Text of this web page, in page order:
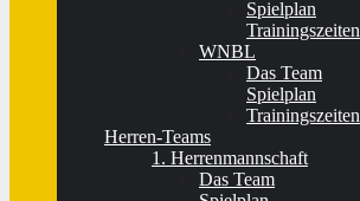
Spielplan
Trainingszeiten
WNBL
Das Team
Spielplan
Trainingszeiten
Herren-Teams
1. Herrenmannschaft
Das Team